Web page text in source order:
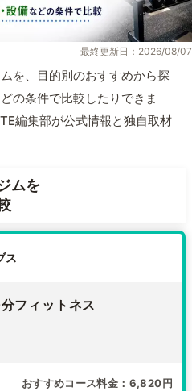
最終更新日：2026/08/07
を、目的別のおすすめから探
の条件で比較したりできま
編集部が公式情報と独自取材
ムを
ス
フィットネス
おすすめコース料金 6,820円